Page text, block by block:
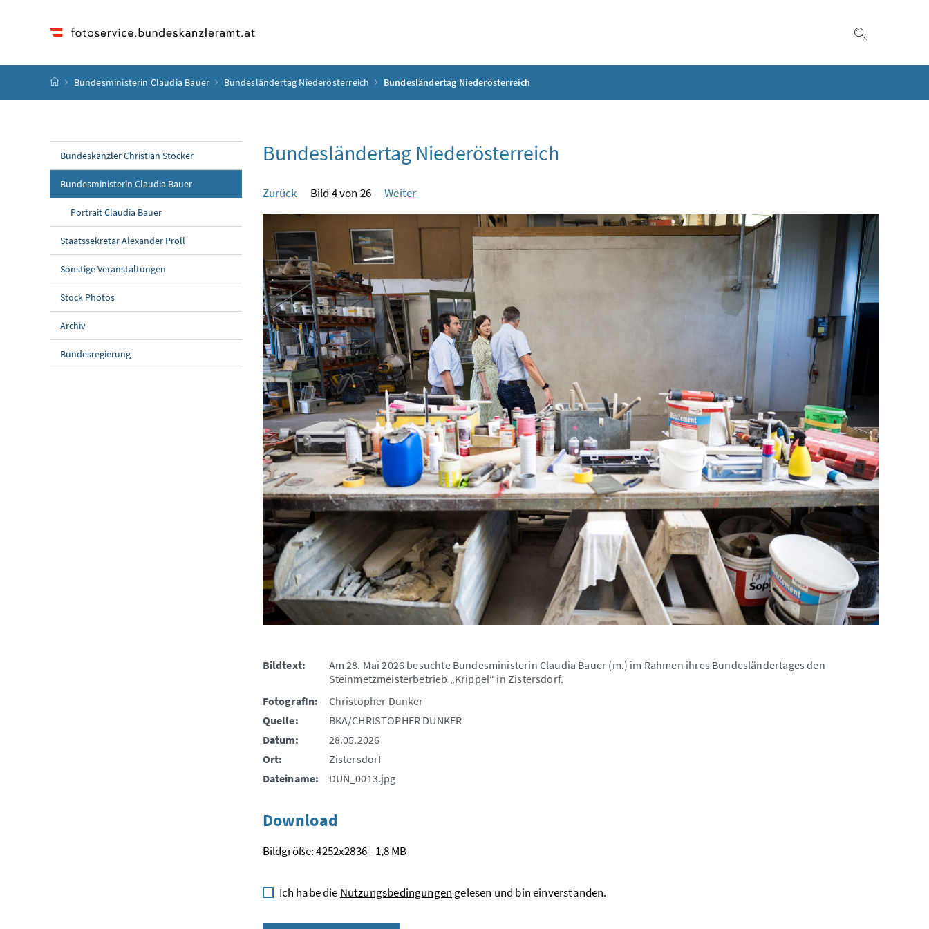
Startseite
Bundesministerin Claudia Bauer Bundesländertag Niederösterreich Bundesländertag Niederösterreich
Bundeskanzler Christian Stocker
Bundesministerin Claudia Bauer
Portrait Claudia Bauer
Staatssekretär Alexander Pröll
Sonstige Veranstaltungen
Stock Photos
Archiv
Bundesregierung
Bundesländertag Niederösterreich
Zurück Bild 4 von 26 Weiter
Bildtext:
Am 28. Mai 2026 besuchte Bundesministerin Claudia Bauer (m.) im Rahmen ihres Bundesländertages den
Steinmetzmeisterbetrieb „Krippel“ in Zistersdorf.
FotografIn:
Christopher Dunker
Quelle:
BKA/CHRISTOPHER DUNKER
Datum:
28.05.2026
Ort:
Zistersdorf
Dateiname:
DUN_0013.jpg
Download
Bildgröße: 4252x2836 - 1,8 MB
Ich habe die Nutzungsbedingungen gelesen und bin einverstanden.